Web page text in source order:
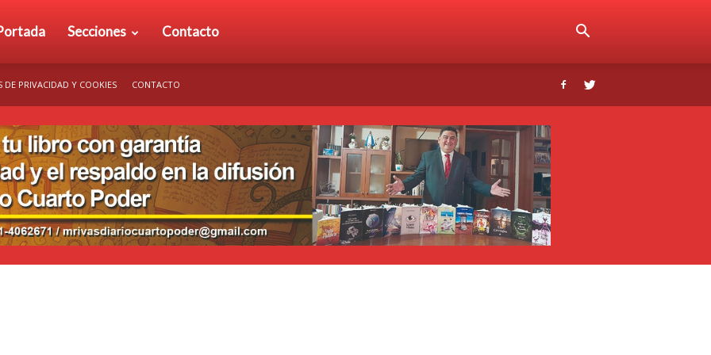
Secciones Contacto
DE PRIVACIDAD Y COOKIES CONTACTO